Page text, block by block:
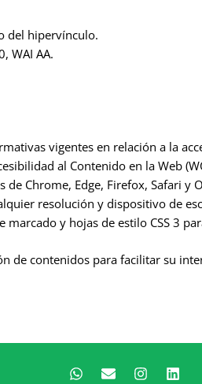
del hipervínculo.
WAI AA.
vigentes en relación a la
al Contenido en la Web
Chrome, Edge, Firefox, Safari y
resolución y dispositivo de
y hojas de estilo CSS 3
de contenidos para facilitar su
W E I L